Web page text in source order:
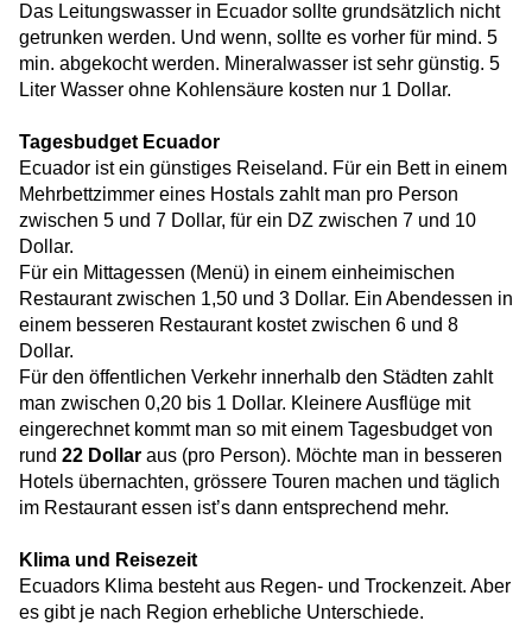
Das Leitungswasser in Ecuador sollte grundsätzlich nicht
getrunken werden. Und wenn, sollte es vorher für mind. 5
min. abgekocht werden. Mineralwasser ist sehr günstig. 5
Liter Wasser ohne Kohlensäure kosten nur 1 Dollar.
Tagesbudget Ecuador
Ecuador ist ein günstiges Reiseland. Für ein Bett in einem
Mehrbettzimmer eines Hostals zahlt man pro Person
zwischen 5 und 7 Dollar, für ein DZ zwischen 7 und 10
Dollar.
Für ein Mittagessen (Menü) in einem einheimischen
Restaurant zwischen 1,50 und 3 Dollar. Ein Abendessen in
einem besseren Restaurant kostet zwischen 6 und 8
Dollar.
Für den öffentlichen Verkehr innerhalb den Städten zahlt
man zwischen 0,20 bis 1 Dollar. Kleinere Ausflüge mit
eingerechnet kommt man so mit einem Tagesbudget von
rund 22 Dollar aus (pro Person). Möchte man in besseren
Hotels übernachten, grössere Touren machen und täglich
im Restaurant essen ist’s dann entsprechend mehr.
Klima und Reisezeit
Ecuadors Klima besteht aus Regen- und Trockenzeit. Aber
es gibt je nach Region erhebliche Unterschiede.